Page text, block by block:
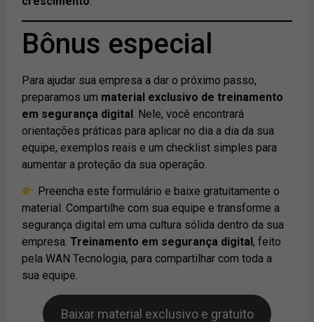
Bônus especial
Para ajudar sua empresa a dar o próximo passo,
preparamos um material exclusivo de treinamento
em segurança digital. Nele, você encontrará
orientações práticas para aplicar no dia a dia da sua
equipe, exemplos reais e um checklist simples para
aumentar a proteção da sua operação.
Preencha este formulário e baixe gratuitamente o
material. Compartilhe com sua equipe e transforme a
segurança digital em uma cultura sólida dentro da sua
empresa.Treinamento em segurança digital, feito
pela WAN Tecnologia, para compartilhar com toda a
sua equipe.
Baixar material exclusivo e gratuito